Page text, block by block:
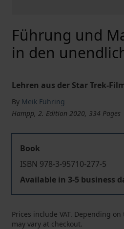
Führung und
in den
Lehren aus der Star Trek-
By Meik Führing
Hampp, 2. Edition 2020, 334 Pages
Book
ISBN 978-3-95710-277-5
Available in 3-5 business
Prices include VAT. Depending
may vary at checkout.